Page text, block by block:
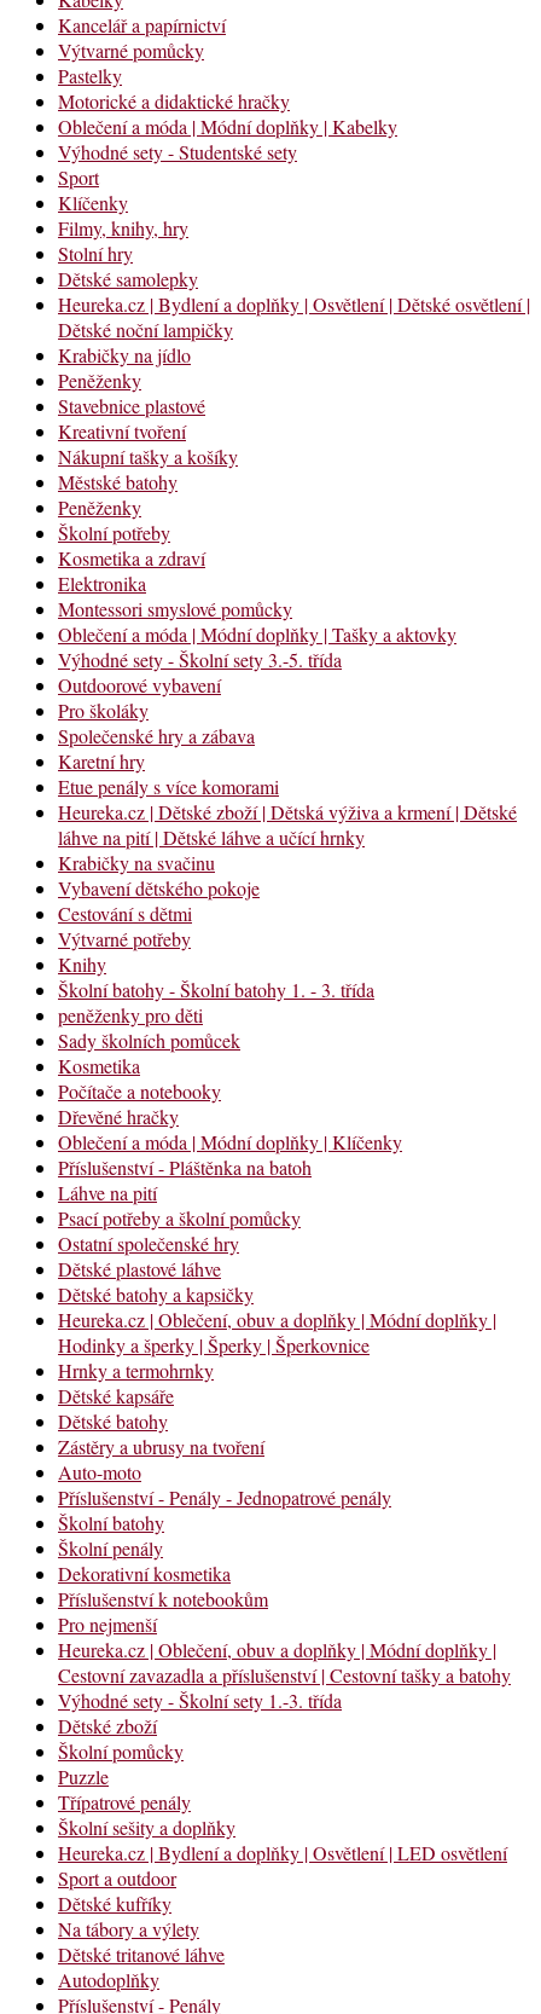
Kancelář a papírnictví
Výtvarné pomůcky
Pastelky
Motorické a didaktické hračky
Oblečení a móda | Módní doplňky | Kabelky
Výhodné sety - Studentské sety
Sport
Klíčenky
Filmy, knihy, hry
Stolní hry
Dětské samolepky
Heureka.cz | Bydlení a doplňky | Osvětlení | Dětské osvětlení |
Dětské noční lampičky
Krabičky na jídlo
Peněženky
Stavebnice plastové
Kreativní tvoření
Nákupní tašky a košíky
Městské batohy
Peněženky
Školní potřeby
Kosmetika a zdraví
Elektronika
Montessori smyslové pomůcky
Oblečení a móda | Módní doplňky | Tašky a aktovky
Výhodné sety - Školní sety 3.-5. třída
Outdoorové vybavení
Pro školáky
Společenské hry a zábava
Karetní hry
Etue penály s více komorami
Heureka.cz | Dětské zboží | Dětská výživa a krmení | Dětské
láhve na pití | Dětské láhve a učící hrnky
Krabičky na svačinu
Vybavení dětského pokoje
Cestování s dětmi
Výtvarné potřeby
Knihy
Školní batohy - Školní batohy 1. - 3. třída
peněženky pro děti
Sady školních pomůcek
Kosmetika
Počítače a notebooky
Dřevěné hračky
Oblečení a móda | Módní doplňky | Klíčenky
Příslušenství - Pláštěnka na batoh
Láhve na pití
Psací potřeby a školní pomůcky
Ostatní společenské hry
Dětské plastové láhve
Dětské batohy a kapsičky
Heureka.cz | Oblečení, obuv a doplňky | Módní doplňky |
Hodinky a šperky | Šperky | Šperkovnice
Hrnky a termohrnky
Dětské kapsáře
Dětské batohy
Zástěry a ubrusy na tvoření
Auto-moto
Příslušenství - Penály - Jednopatrové penály
Školní batohy
Školní penály
Dekorativní kosmetika
Příslušenství k notebookům
Pro nejmenší
Heureka.cz | Oblečení, obuv a doplňky | Módní doplňky |
Cestovní zavazadla a příslušenství | Cestovní tašky a batohy
Výhodné sety - Školní sety 1.-3. třída
Dětské zboží
Školní pomůcky
Puzzle
Třípatrové penály
Školní sešity a doplňky
Heureka.cz | Bydlení a doplňky | Osvětlení | LED osvětlení
Sport a outdoor
Dětské kufříky
Na tábory a výlety
Dětské tritanové láhve
Autodoplňky
Příslušenství - Penály